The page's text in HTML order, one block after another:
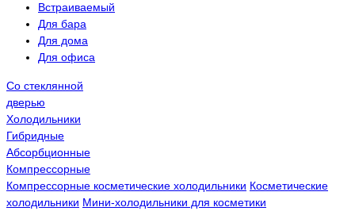
Встраиваемый
Для бара
Для дома
Для офиса
Со стеклянной
дверью
Холодильники
Гибридные
Абсорбционные
Компрессорные
Компрессорные косметические холодильники Косметические
холодильники Мини-холодильники для косметики